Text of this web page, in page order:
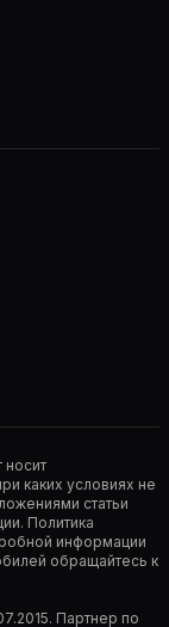
каких условиях не
статьи
Политика
информации
обращайтесь к
Партнер по